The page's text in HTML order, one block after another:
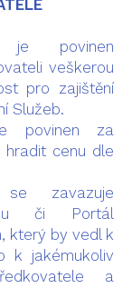
je povinen
veškerou
pro zajištění
Služeb.
povinen za
hradit cenu dle
zavazuje
či Portál
který by vedl k
k jakémukoliv
a